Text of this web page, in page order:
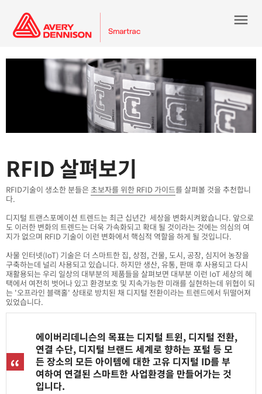
menu
RFID 살펴보기
RFID기술이 생소한 분들은 초보자를 위한 RFID 가이드를 살펴볼 것을 추천합니
다.
디지털 트랜스포메이션 트렌드는 최근 십년간 세상을 변화시켜왔습니다. 앞으로
도 이러한 변화의 트렌드는 더욱 가속화되고 확대 될 것이라는 것에는 의심의 여
지가 없으며 RFID 기술이 이런 변화에서 핵심적 역할을 하게 될 것입니다.
사물 인터넷(IoT) 기술은 더 스마트한 집, 상점, 건물, 도시, 공장, 심지어 농장을
구축하는데 널리 사용되고 있습니다. 하지만 생산, 유통, 판매 후 사용되고 다시
재활용되는 우리 일상의 대부분의 제품들을 살펴보면 대부분 이런 IoT 세상의 혜
택에서 여전히 벗어나 있고 환경보호 및 지속가능한 미래를 실현하는데 위협이 되
는 '오프라인 블랙홀' 상태로 방치된 채 디지털 전환이라는 트렌드에서 뒤떨어져
있었습니다.
에이버리데니슨의 목표는 디지털 트윈, 디지털 전환,
연결 수단, 디지털 브랜드 세계로 향하는 포털 등 모
든 장소의 모든 아이템에 대한 고유 디지털 ID를 부
여하여 연결된 스마트한 사업환경을 만들어가는 것
입니다.